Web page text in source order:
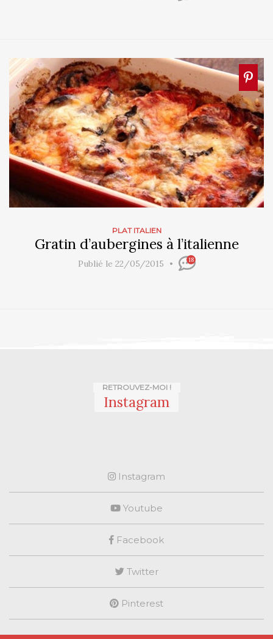
PLAT ITALIEN
Gratin d’aubergines à l’italienne
Publié le 22/05/2015 18
RETROUVEZ-MOI !
Instagram
Instagram
Youtube
Facebook
Twitter
Pinterest